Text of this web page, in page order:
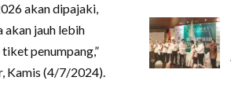
akan dipajaki,
akan jauh lebih
penumpang,”
Kamis (4/7/2024).